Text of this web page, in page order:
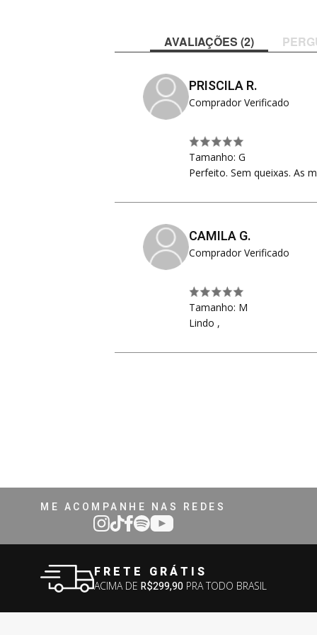
AVALIAÇÕES (2)
PRISCILA R.
Comprador Verificado
Tamanho: G
Perfeito. Sem queixas. As
CAMILA G.
Comprador Verificado
Tamanho: M
Lindo ,
ME ACOMPANHE NAS REDES
FRETE GRÁTIS
ACIMA DE R$299,90 PRA TODO BRASIL